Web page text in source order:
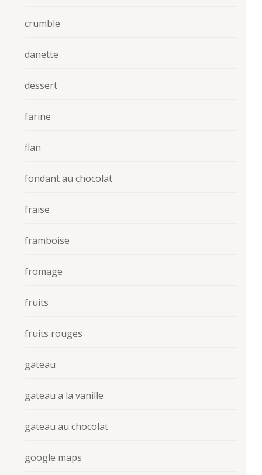
crumble
danette
dessert
farine
flan
fondant au chocolat
fraise
framboise
fromage
fruits
fruits rouges
gateau
gateau a la vanille
gateau au chocolat
google maps